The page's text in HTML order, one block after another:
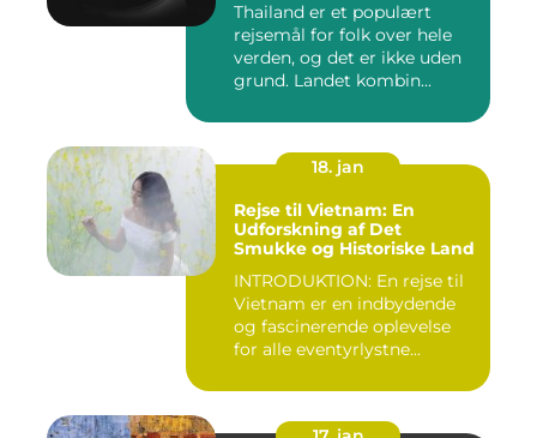
Thailand er et populært
rejsemål for folk over hele
verden, og det er ikke uden
grund. Landet kombin...
18. jan
Rejse til Vietnam: En
Udforskning af Det
Smukke og Historiske Land
INTRODUKTION: En rejse til
Vietnam er en indbydende
og fascinerende oplevelse
for alle eventyrlystne...